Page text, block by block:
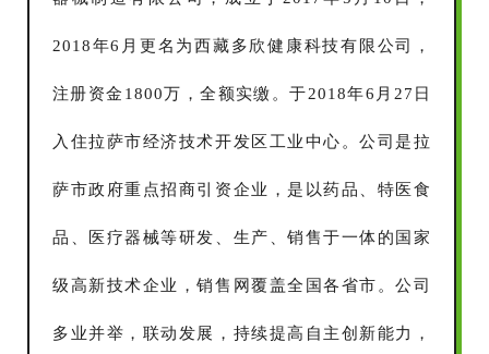
2018年6月更名为西藏多欣健康科技有限公司，
注册资金1800万，全额实缴。于2018年6月27日
入住拉萨市经济技术开发区工业中心。公司是拉
萨市政府重点招商引资企业，是以药品、特医食
品、医疗器械等研发、生产、销售于一体的国家
级高新技术企业，销售网覆盖全国各省市。公司
多业并举，联动发展，持续提高自主创新能力，